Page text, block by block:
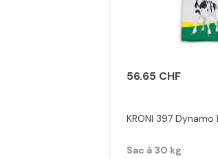
56.65 CHF
KRONI 397 Dynamo
Sac à 30 kg